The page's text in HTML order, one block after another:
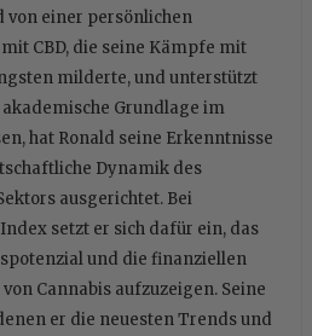
von einer persönlichen
CBD, die seine Kämpfe mit
milderte, und unterstützt
Grundlage im
hat Ronald seine Erkenntnisse
Dynamik des
ausgerichtet. Bei
setzt er sich dafür ein, das
und die finanziellen
Cannabis aufzuzeigen. Seine
er die neuesten Trends und